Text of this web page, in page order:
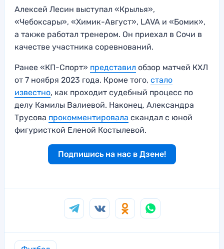
Алексей Лесин выступал «Крылья»,
«Чебоксары», «Химик-Август», LAVA и «Бомик»,
а также работал тренером. Он приехал в Сочи в
качестве участника соревнований.
Ранее «КП-Спорт» представил обзор матчей КХЛ
от 7 ноября 2023 года. Кроме того, стало
известно, как проходит судебный процесс по
делу Камилы Валиевой. Наконец, Александра
Трусова прокомментировала скандал с юной
фигуристкой Еленой Костылевой.
Подпишись на нас в Дзене!